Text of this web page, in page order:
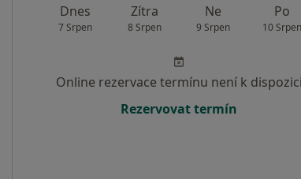
Dnes
7 Srpen
Zítra
8 Srpen
Ne
9 Srpen
Po
10 Srpen
Online rezervace termínu není k dispozici
Rezervovat termín